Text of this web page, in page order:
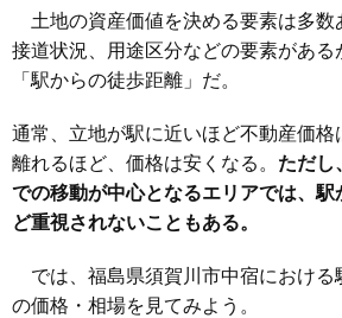
24 八幡町 12万円
25 芦田塚 12万円
26 牛袋町
27 朝日田 12万円
28 向陽町 12万円
29 西川 12万円
30 並木町 12万円
32 丸田町
土地の資産価値を決める要素は多数
接道状況、用途区分などの要素がある
「駅からの徒歩距離」だ。
通常、立地が駅に近いほど不動産価格
離れるほど、価格は安くなる。 ただし
での移動が中心となるエリアでは、駅
ど重視されないこともある。
では、福島県須賀川市中宿における
の価格・相場を見てみよう。